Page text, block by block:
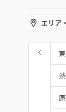
エリア